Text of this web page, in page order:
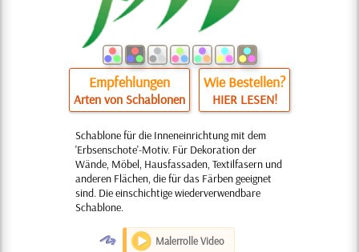
Empfehlungen
Arten von Schablonen
Wie Bestellen?
HIER LESEN!
Schablone für die Inneneinrichtung mit dem
'Erbsenschote'-Motiv. Für Dekoration der
Wände, Möbel, Hausfassaden, Textilfasern und
anderen Flächen, die für das Färben geeignet
sind. Die einschichtige wiederverwendbare
Schablone.
O Malerrolle Video